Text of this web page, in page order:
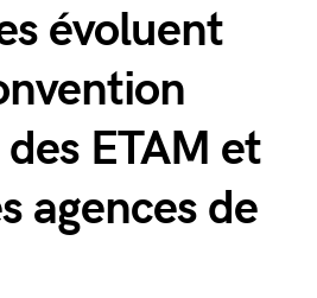
évoluent
ETAM et
agences de